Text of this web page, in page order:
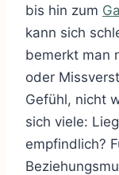
bis hin zum
kann sich
bemerkt man
oder
Gefühl, nicht
sich viele:
empfindlich?